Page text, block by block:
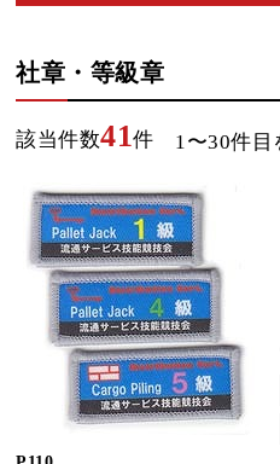
社章・等級章
該当件数41件 1〜30件目